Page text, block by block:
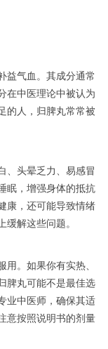
益气血。其成分通常
在中医理论中被认为
的人，归脾丸常常被
、头晕乏力、易感冒
眠，增强身体的抵抗
康，还可能导致情绪
解这些问题。
。如果你有实热、
脾丸可能不是最佳选
业中医师，确保其适
意按照说明书的剂量